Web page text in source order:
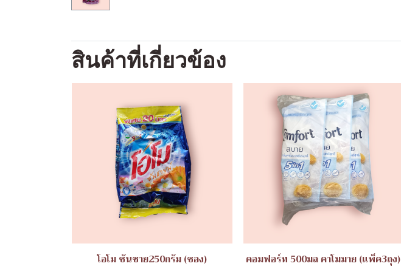
สินค้าที่เกี่ยวข้อง
โอโม ซันชาย250กรัม (ซอง) คอมฟอร์ท 500มล คาโมมาย (แพ็ค3ถุง)